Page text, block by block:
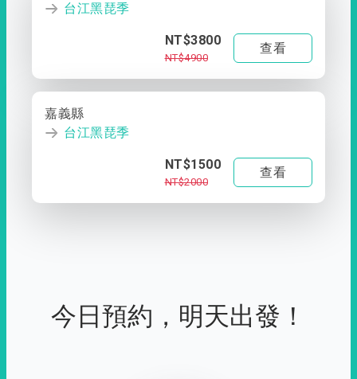
台江黑琵季
NT$3800
NT$4900
查看
嘉義縣
台江黑琵季
NT$1500
NT$2000
查看
今日預約，明天出發！